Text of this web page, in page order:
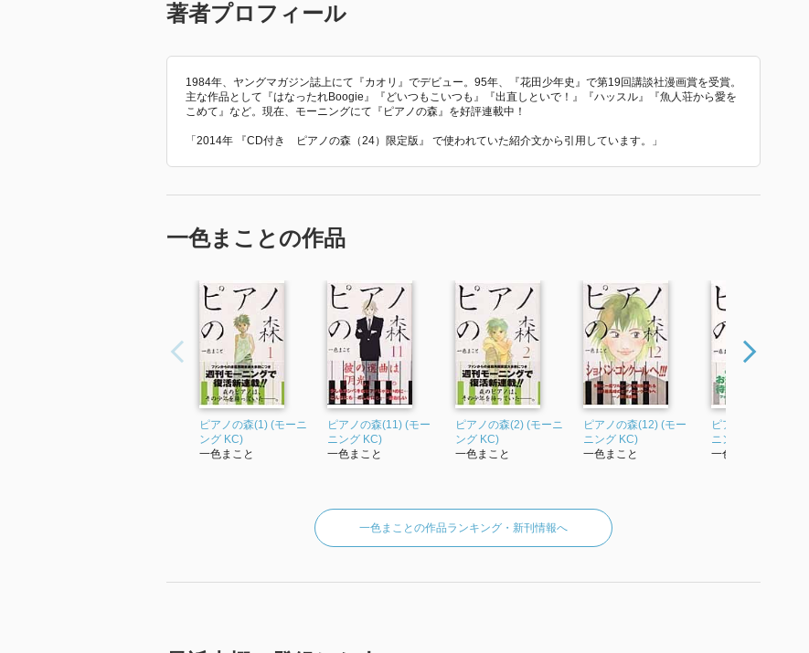
著者プロフィール
1984年、ヤングマガジン誌上にて『カオリ』でデビュー。95年、『花田少年史』で第19回講談社漫画賞を受賞。
主な作品として『はなったれBoogie』『どいつもこいつも』『出直しといで！』『ハッスル』『魚人荘から愛を
こめて』など。現在、モーニングにて『ピアノの森』を好評連載中！
「2014年 『CD付き ピアノの森（24）限定版』 で使われていた紹介文から引用しています。」
一色まことの作品
ピアノの森(1) (モーニ
ング KC)
一色まこと
ピアノの森(11) (モー
ニング KC)
一色まこと
ピアノの森(2) (モーニ
ング KC)
一色まこと
ピアノの森(12) (モー
ニング KC)
一色まこと
ピアノの森(10) (モー
ニング KC)
一色まこと
一色まことの作品ランキング・新刊情報へ